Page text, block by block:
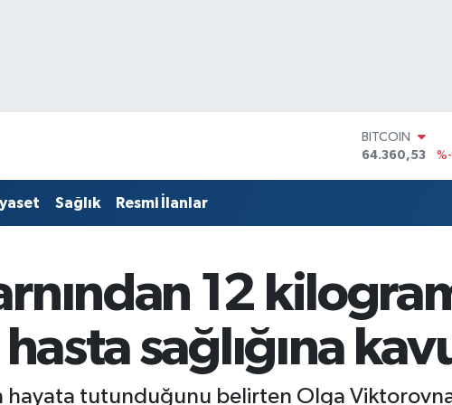
DOLAR
47,7069
64,1897
BİST100
13.887
%64
BITCOIN
64.360,53
Sağlık Resmi İlanlar
12
hasta sağlığına
hayata tutunduğunu belirten Olga